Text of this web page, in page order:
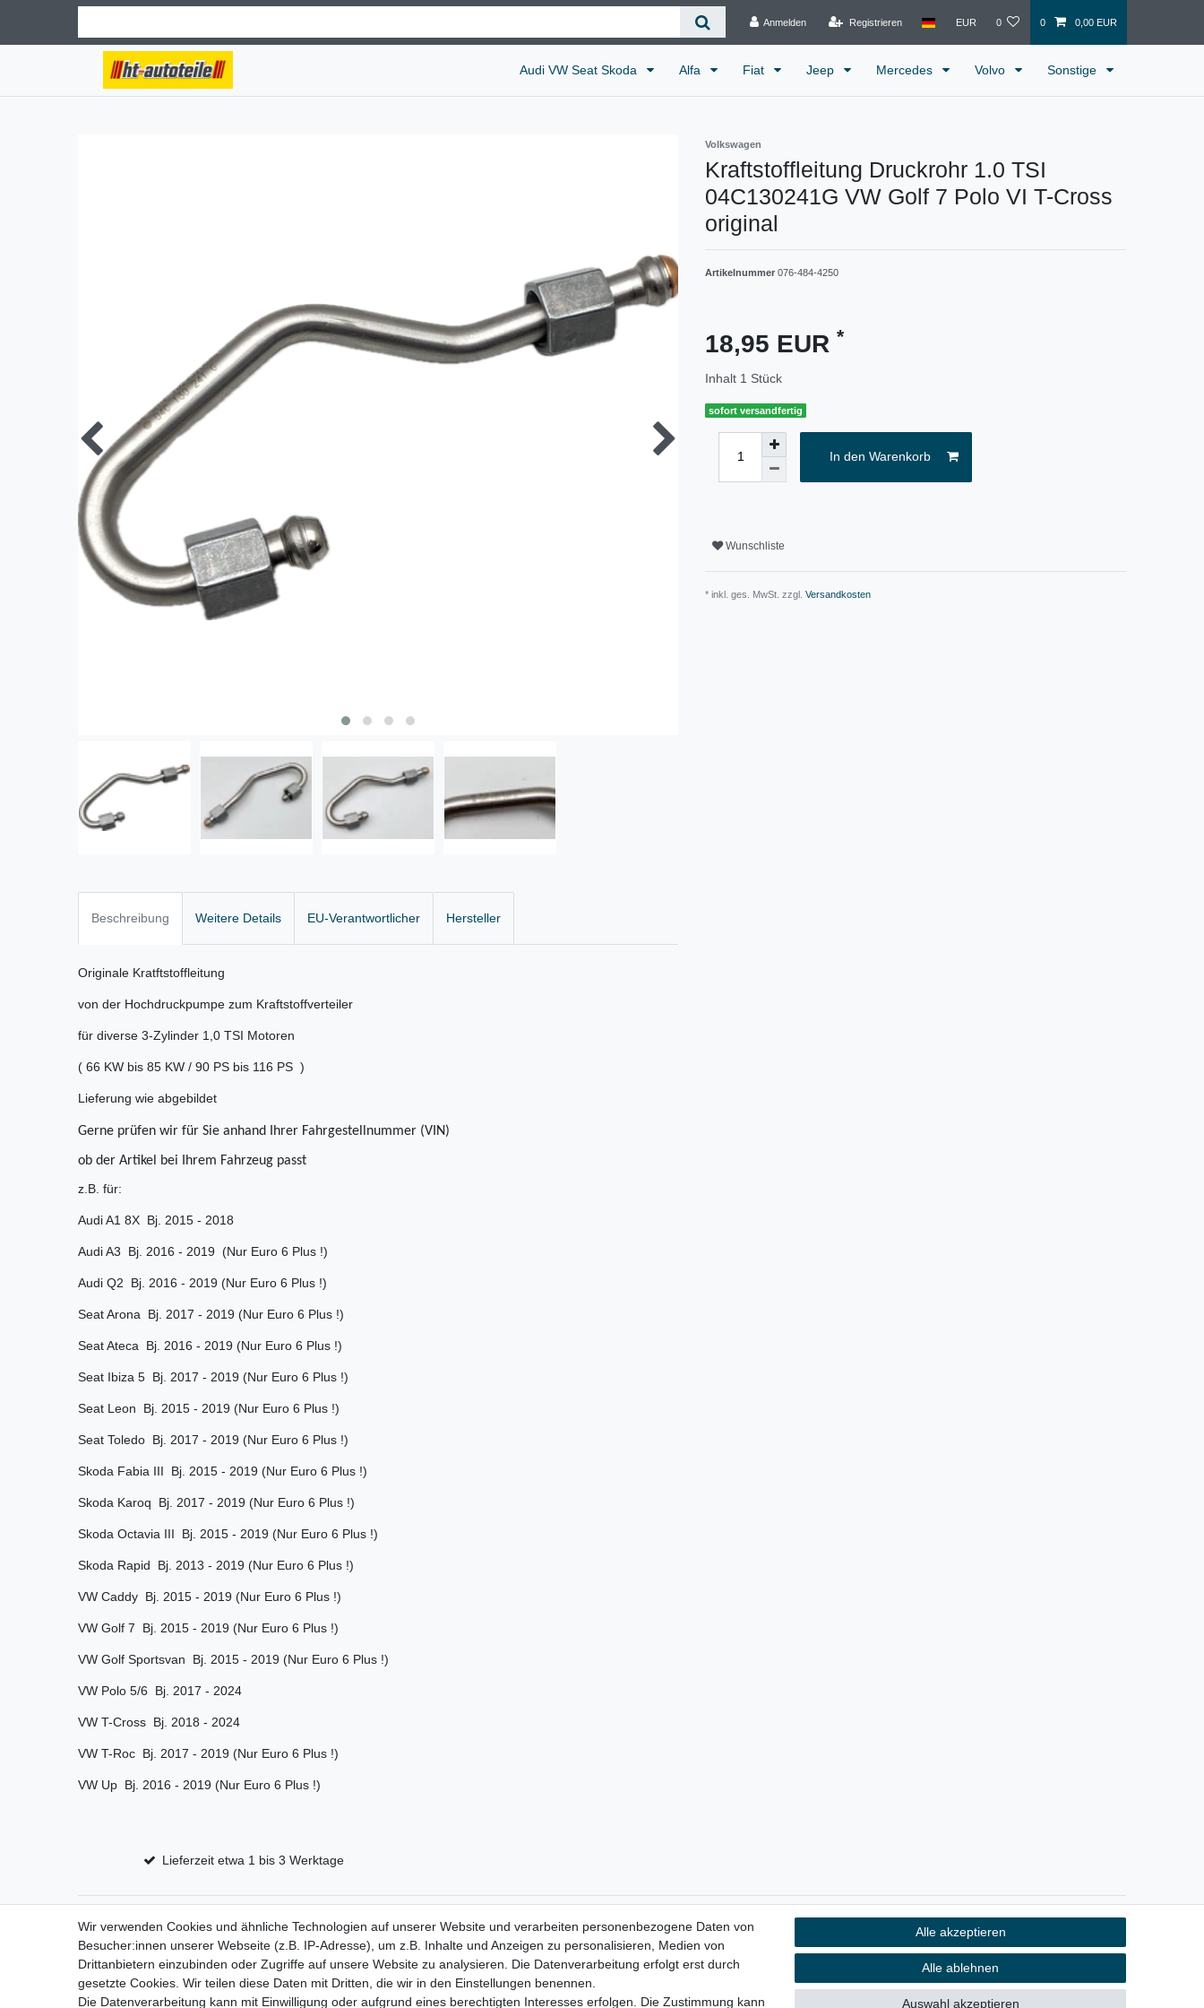
Anmelden Registrieren EUR 0 0 0,00 EUR
Audi VW Seat Skoda Alfa Fiat Jeep Mercedes Volvo Sonstige
Volkswagen
Kraftstoffleitung Druckrohr 1.0 TSI
04C130241G VW Golf 7 Polo VI T-Cross
original
Artikelnummer 076-484-4250
18,95 EUR *
Inhalt 1 Stück
sofort versandfertig
In den Warenkorb
Wunschliste
* inkl. ges. MwSt. zzgl. Versandkosten
Beschreibung Weitere Details EU-Verantwortlicher Hersteller
Originale Kratftstoffleitung
von der Hochdruckpumpe zum Kraftstoffverteiler
für diverse 3-Zylinder 1,0 TSI Motoren
( 66 KW bis 85 KW / 90 PS bis 116 PS )
Lieferung wie abgebildet
Gerne prüfen wir für Sie anhand Ihrer Fahrgestellnummer (VIN)
ob der Artikel bei Ihrem Fahrzeug passt
z.B. für:
Audi A1 8X Bj. 2015 - 2018
Audi A3 Bj. 2016 - 2019 (Nur Euro 6 Plus !)
Audi Q2 Bj. 2016 - 2019 (Nur Euro 6 Plus !)
Seat Arona Bj. 2017 - 2019 (Nur Euro 6 Plus !)
Seat Ateca Bj. 2016 - 2019 (Nur Euro 6 Plus !)
Seat Ibiza 5 Bj. 2017 - 2019 (Nur Euro 6 Plus !)
Seat Leon Bj. 2015 - 2019 (Nur Euro 6 Plus !)
Seat Toledo Bj. 2017 - 2019 (Nur Euro 6 Plus !)
Skoda Fabia III Bj. 2015 - 2019 (Nur Euro 6 Plus !)
Skoda Karoq Bj. 2017 - 2019 (Nur Euro 6 Plus !)
Skoda Octavia III Bj. 2015 - 2019 (Nur Euro 6 Plus !)
Skoda Rapid Bj. 2013 - 2019 (Nur Euro 6 Plus !)
VW Caddy Bj. 2015 - 2019 (Nur Euro 6 Plus !)
VW Golf 7 Bj. 2015 - 2019 (Nur Euro 6 Plus !)
VW Golf Sportsvan Bj. 2015 - 2019 (Nur Euro 6 Plus !)
VW Polo 5/6 Bj. 2017 - 2024
VW T-Cross Bj. 2018 - 2024
VW T-Roc Bj. 2017 - 2019 (Nur Euro 6 Plus !)
VW Up Bj. 2016 - 2019 (Nur Euro 6 Plus !)
Lieferzeit etwa 1 bis 3 Werktage
Wir verwenden Cookies und ähnliche Technologien auf unserer Website und verarbeiten personenbezogene Daten von
Besucher:innen unserer Webseite (z.B. IP-Adresse), um z.B. Inhalte und Anzeigen zu personalisieren, Medien von
Drittanbietern einzubinden oder Zugriffe auf unsere Website zu analysieren. Die Datenverarbeitung erfolgt erst durch
gesetzte Cookies. Wir teilen diese Daten mit Dritten, die wir in den Einstellungen benennen.
Die Datenverarbeitung kann mit Einwilligung oder aufgrund eines berechtigten Interesses erfolgen. Die Zustimmung kann
Alle akzeptieren
Alle ablehnen
Auswahl akzeptieren
Impressum Widerrufs­recht